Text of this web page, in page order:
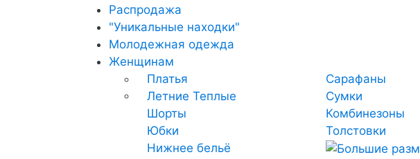
Распродажа
"Уникальные находки"
Молодежная одежда
Женщинам
Платья
Летние Теплые
Сарафаны
Сумки
Шорты
Комбинезоны
Юбки
Толстовки
Нижнее бельё